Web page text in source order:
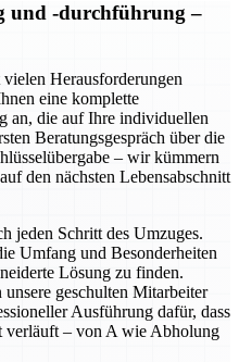
und -durchführung –
Herausforderungen
eine komplette
an, die auf Ihre individuellen
Beratungsgespräch über die
– wir kümmern
den nächsten Lebensabschnitt
jeden Schritt des Umzuges.
Umfang und Besonderheiten
Lösung zu finden.
geschulten Mitarbeiter
Ausführung dafür, dass
verläuft – von A wie Abholung